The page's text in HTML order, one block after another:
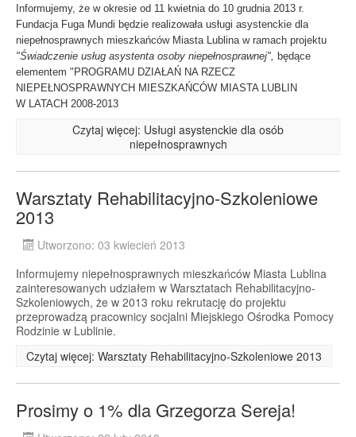
Informujemy, że w okresie od 11 kwietnia do 10 grudnia 2013 r.
Fundacja Fuga Mundi będzie realizowała usługi asystenckie dla
niepełnosprawnych mieszkańców Miasta Lublina w ramach projektu
"Świadczenie usług asystenta osoby niepełnosprawnej", będące
elementem "PROGRAMU DZIAŁAŃ NA RZECZ
NIEPEŁNOSPRAWNYCH MIESZKAŃCÓW MIASTA LUBLIN
W LATACH 2008-2013
Czytaj więcej: Usługi asystenckie dla osób
niepełnosprawnych
Warsztaty Rehabilitacyjno-Szkoleniowe
2013
Utworzono: 03 kwiecień 2013
Informujemy niepełnosprawnych mieszkańców Miasta Lublina
zainteresowanych udziałem w Warsztatach Rehabilitacyjno-
Szkoleniowych, że w 2013 roku rekrutację do projektu
przeprowadzą pracownicy socjalni Miejskiego Ośrodka Pomocy
Rodzinie w Lublinie.
Czytaj więcej: Warsztaty Rehabilitacyjno-Szkoleniowe 2013
Prosimy o 1% dla Grzegorza Sereja!